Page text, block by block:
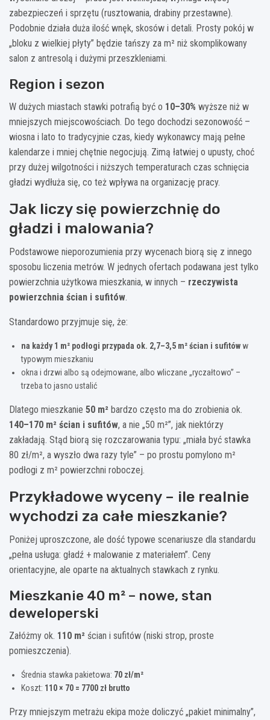
zabezpieczeń i sprzętu (rusztowania, drabiny przestawne).
Podobnie działa duża ilość wnęk, skosów i detali. Prosty pokój w
„bloku z wielkiej płyty” będzie tańszy za m² niż skomplikowany
salon z antresolą i dużymi przeszkleniami.
Region i sezon
W dużych miastach stawki potrafią być o 10–30% wyższe niż w
mniejszych miejscowościach. Do tego dochodzi sezonowość –
wiosna i lato to tradycyjnie czas, kiedy wykonawcy mają pełne
kalendarze i mniej chętnie negocjują. Zimą łatwiej o upusty, choć
przy dużej wilgotności i niższych temperaturach czas schnięcia
gładzi wydłuża się, co też wpływa na organizację pracy.
Jak liczy się powierzchnię do
gładzi i malowania?
Podstawowe nieporozumienia przy wycenach biorą się z innego
sposobu liczenia metrów. W jednych ofertach podawana jest tylko
powierzchnia użytkowa mieszkania, w innych – rzeczywista
powierzchnia ścian i sufitów.
Standardowo przyjmuje się, że:
na każdy 1 m² podłogi przypada ok. 2,7–3,5 m² ścian i sufitów w
typowym mieszkaniu
okna i drzwi albo są odejmowane, albo wliczane „ryczałtowo” –
trzeba to jasno ustalić
Dlatego mieszkanie 50 m² bardzo często ma do zrobienia ok.
140–170 m² ścian i sufitów, a nie „50 m²”, jak niektórzy
zakładają. Stąd biorą się rozczarowania typu: „miała być stawka
80 zł/m², a wyszło dwa razy tyle” – po prostu pomylono m²
podłogi z m² powierzchni roboczej.
Przykładowe wyceny – ile realnie
wychodzi za całe mieszkanie?
Poniżej uproszczone, ale dość typowe scenariusze dla standardu
„pełna usługa: gładź + malowanie z materiałem”. Ceny
orientacyjne, ale oparte na aktualnych stawkach z rynku.
Mieszkanie 40 m² – nowe, stan
deweloperski
Załóżmy ok. 110 m² ścian i sufitów (niski strop, proste
pomieszczenia).
Średnia stawka pakietowa: 70 zł/m²
Koszt: 110 × 70 = 7700 zł brutto
Przy mniejszym metrażu ekipa może doliczyć „pakiet minimalny”,